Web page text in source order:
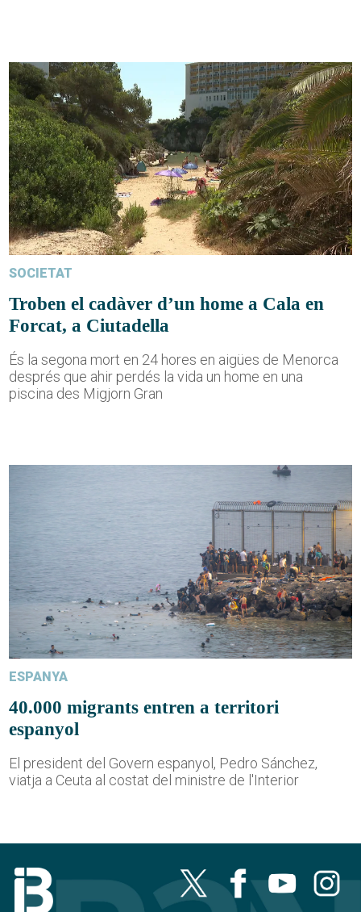
SOCIETAT
Troben el cadàver d’un home a Cala en
Forcat, a Ciutadella
És la segona mort en 24 hores en aigües de Menorca
després que ahir perdés la vida un home en una
piscina des Migjorn Gran
ESPANYA
40.000 migrants entren a territori
espanyol
El president del Govern espanyol, Pedro Sánchez,
viatja a Ceuta al costat del ministre de l'Interior